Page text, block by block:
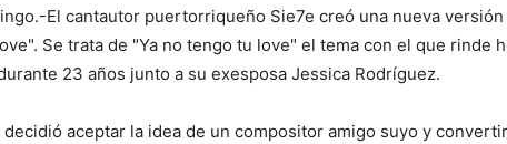
El cantautor puertorriqueño Sie7e creó una nueva versión
Se trata de "Ya no tengo tu love" el tema con el que rinde
23 años junto a su exesposa Jessica Rodríguez.
decidió aceptar la idea de un compositor amigo suyo y